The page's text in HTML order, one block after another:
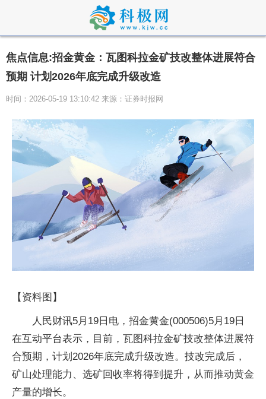
焦点信息:招金黄金：瓦图科拉金矿技改整体进展符合
预期 计划2026年底完成升级改造
时间：2026-05-19 13:10:42 来源：证券时报网
【资料图】
人民财讯5月19日电，招金黄金(000506)5月19日
在互动平台表示，目前，瓦图科拉金矿技改整体进展符
合预期，计划2026年底完成升级改造。技改完成后，
矿山处理能力、选矿回收率将得到提升，从而推动黄金
产量的增长。